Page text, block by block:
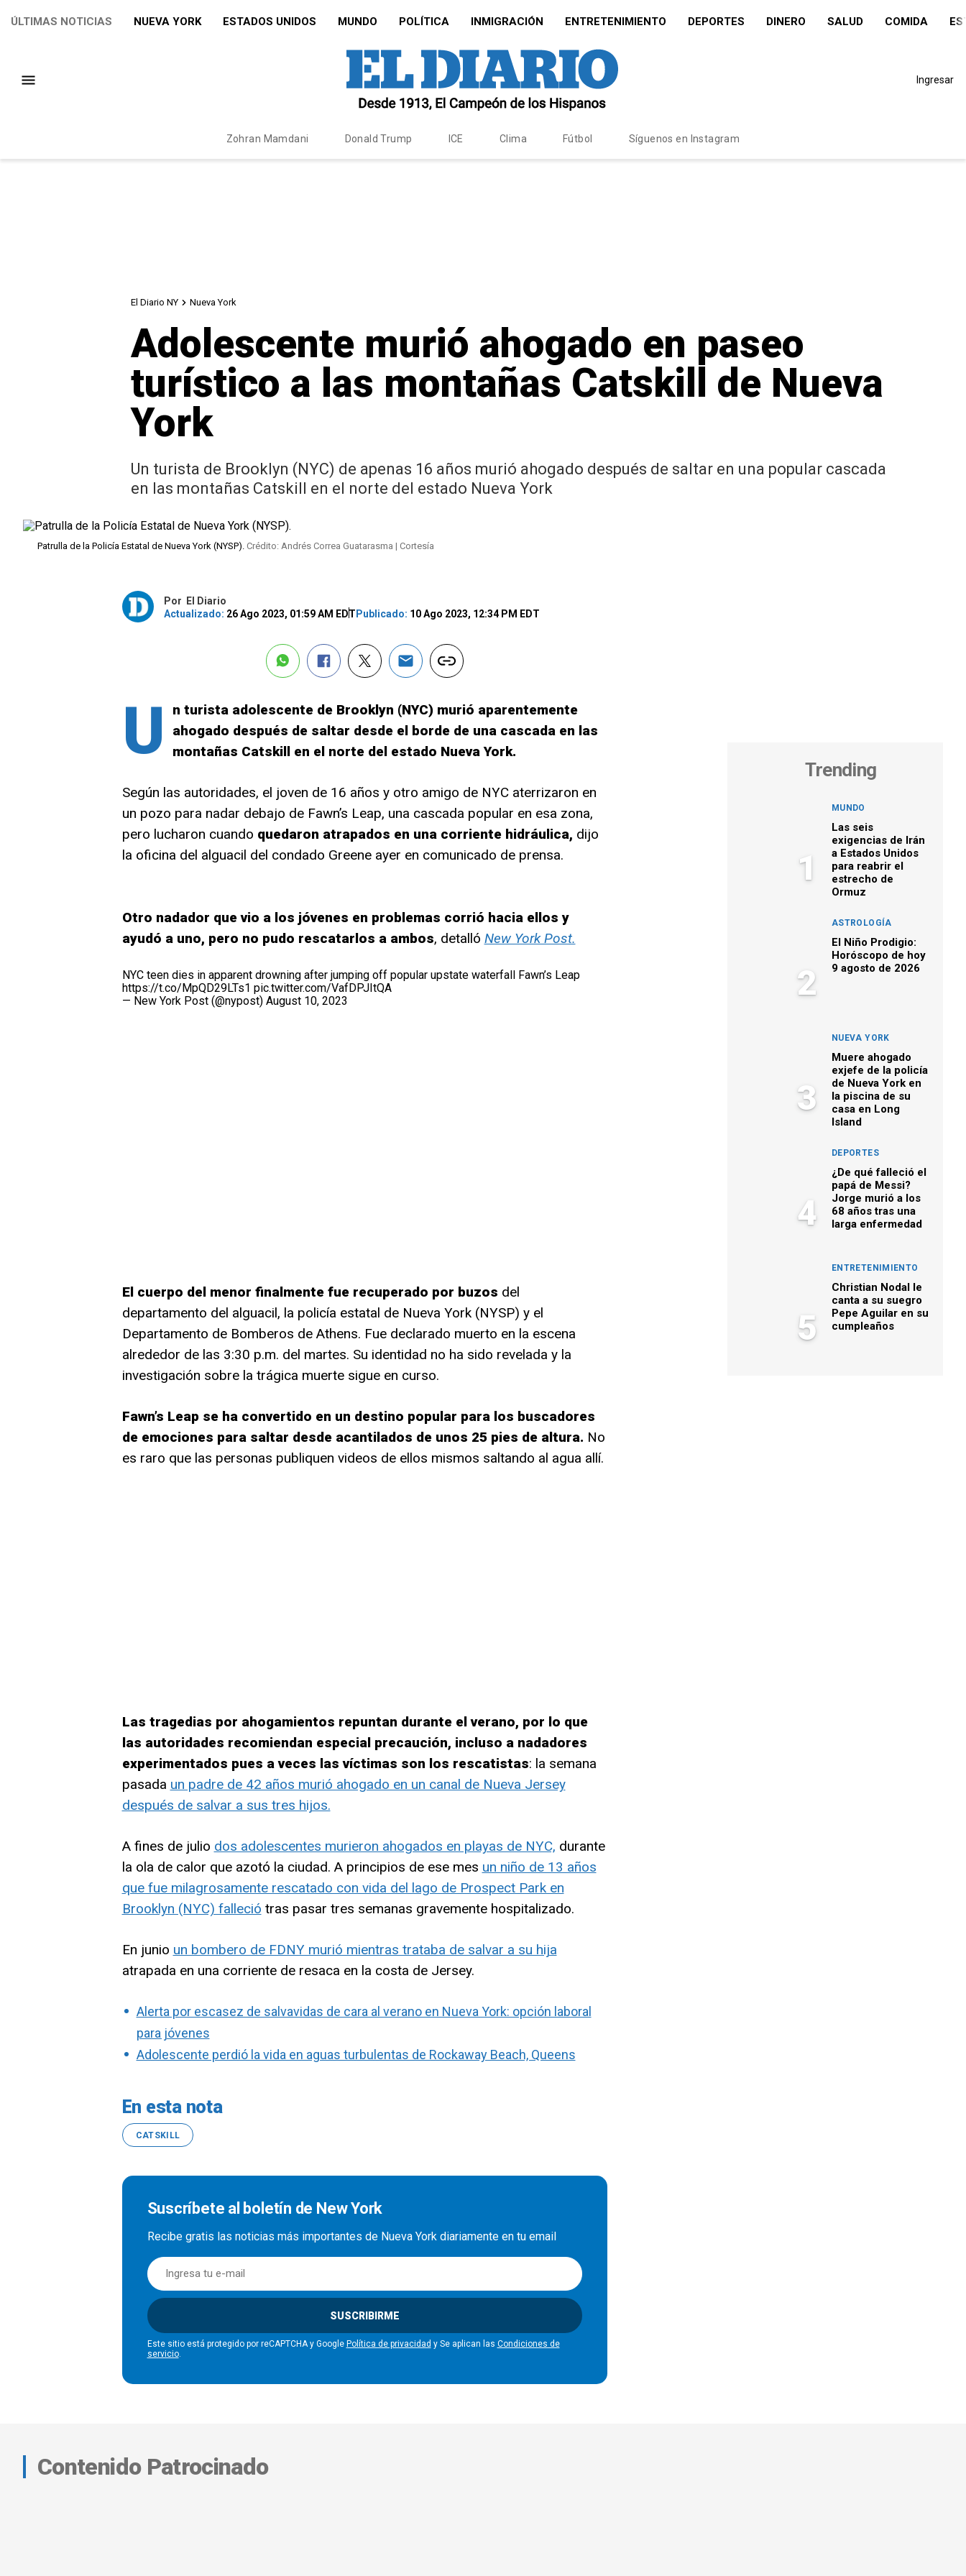
ÚLTIMAS NOTICIAS NUEVA YORK ESTADOS UNIDOS MUNDO POLÍTICA INMIGRACIÓN ENTRETENIMIENTO DEPORTES DINERO SALUD COMIDA
Ingresar
Zohran Mamdani Donald Trump ICE Clima Fútbol Síguenos en Instagram
El Diario NY Nueva York
Adolescente murió ahogado en paseo
turístico a las montañas Catskill de Nueva
York
Un turista de Brooklyn (NYC) de apenas 16 años murió ahogado después de saltar en una popular cascada
en las montañas Catskill en el norte del estado Nueva York
Patrulla de la Policía Estatal de Nueva York (NYSP). Crédito: Andrés Correa Guatarasma | Cortesía
Por
El Diario
Actualizado: 26 Ago 2023, 01:59 AM EDT Publicado: 10 Ago 2023, 12:34 PM EDT
U
n turista adolescente de Brooklyn (NYC) murió aparentemente
ahogado después de saltar desde el borde de una cascada en las
montañas Catskill en el norte del estado Nueva York.
Según las autoridades, el joven de 16 años y otro amigo de NYC aterrizaron en
un pozo para nadar debajo de Fawn’s Leap, una cascada popular en esa zona,
pero lucharon cuando quedaron atrapados en una corriente hidráulica, dijo
la oficina del alguacil del condado Greene ayer en comunicado de prensa.
Otro nadador que vio a los jóvenes en problemas corrió hacia ellos y
ayudó a uno, pero no pudo rescatarlos a ambos, detalló New York Post.
NYC teen dies in apparent drowning after jumping off popular upstate waterfall Fawn’s Leap
https://t.co/MpQD29LTs1 pic.twitter.com/VafDPJItQA
— New York Post (@nypost) August 10, 2023
El cuerpo del menor finalmente fue recuperado por buzos del
departamento del alguacil, la policía estatal de Nueva York (NYSP) y el
Departamento de Bomberos de Athens. Fue declarado muerto en la escena
alrededor de las 3:30 p.m. del martes. Su identidad no ha sido revelada y la
investigación sobre la trágica muerte sigue en curso.
Fawn’s Leap se ha convertido en un destino popular para los buscadores
de emociones para saltar desde acantilados de unos 25 pies de altura. No
es raro que las personas publiquen videos de ellos mismos saltando al agua allí.
Las tragedias por ahogamientos repuntan durante el verano, por lo que
las autoridades recomiendan especial precaución, incluso a nadadores
experimentados pues a veces las víctimas son los rescatistas: la semana
pasada un padre de 42 años murió ahogado en un canal de Nueva Jersey
después de salvar a sus tres hijos.
A fines de julio dos adolescentes murieron ahogados en playas de NYC, durante
la ola de calor que azotó la ciudad. A principios de ese mes un niño de 13 años
que fue milagrosamente rescatado con vida del lago de Prospect Park en
Brooklyn (NYC) falleció tras pasar tres semanas gravemente hospitalizado.
En junio un bombero de FDNY murió mientras trataba de salvar a su hija
atrapada en una corriente de resaca en la costa de Jersey.
Alerta por escasez de salvavidas de cara al verano en Nueva York: opción laboral
para jóvenes
Adolescente perdió la vida en aguas turbulentas de Rockaway Beach, Queens
En esta nota
CATSKILL
Suscríbete al boletín de New York
Recibe gratis las noticias más importantes de Nueva York diariamente en tu email
SUSCRIBIRME
Este sitio está protegido por reCAPTCHA y Google Política de privacidad y Se aplican las Condiciones de
servicio.
Trending
1
MUNDO
Las seis
exigencias de Irán
a Estados Unidos
para reabrir el
estrecho de
Ormuz
2
ASTROLOGÍA
El Niño Prodigio:
Horóscopo de hoy
9 agosto de 2026
3
NUEVA YORK
Muere ahogado
exjefe de la policía
de Nueva York en
la piscina de su
casa en Long
Island
4
DEPORTES
¿De qué falleció el
papá de Messi?
Jorge murió a los
68 años tras una
larga enfermedad
5
ENTRETENIMIENTO
Christian Nodal le
canta a su suegro
Pepe Aguilar en su
cumpleaños
Contenido Patrocinado